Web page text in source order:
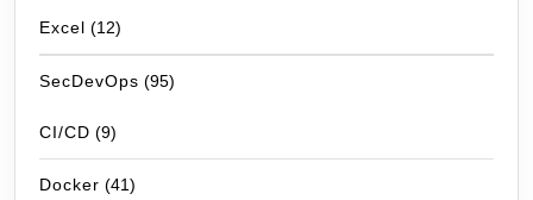
Excel (12)
SecDevOps (95)
CI/CD (9)
Docker (41)